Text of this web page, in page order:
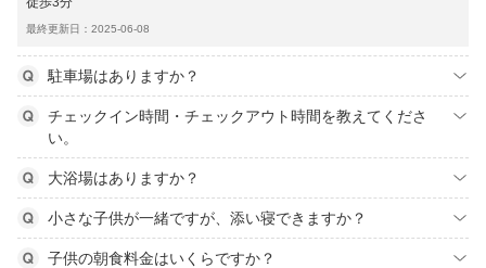
最終更新日：2025-06-08
駐車場はありますか？
チェックイン時間・チェックアウト時間を教えてくださ
い。
大浴場はありますか？
小さな子供が一緒ですが、添い寝できますか？
子供の朝食料金はいくらですか？